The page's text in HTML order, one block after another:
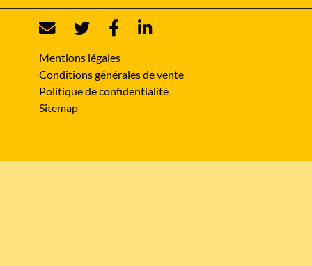
Mentions légales
Conditions générales de vente
Politique de confidentialité
Sitemap